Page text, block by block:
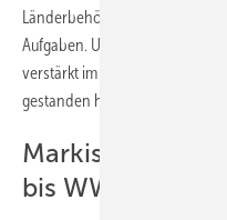
Länderbehörden und
Aufgaben. Und genau hier
verstärkt im Fokus der
gestanden haben.
Markisen nur
bis WWK 6